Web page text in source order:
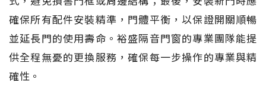
確保所有配件安裝精準，門體平衡，以保證開關順暢
並延長門的使用壽命。裕盛隔音門窗的專業團隊能提
供全程無憂的更換服務，確保每一步操作的專業與精
確性。